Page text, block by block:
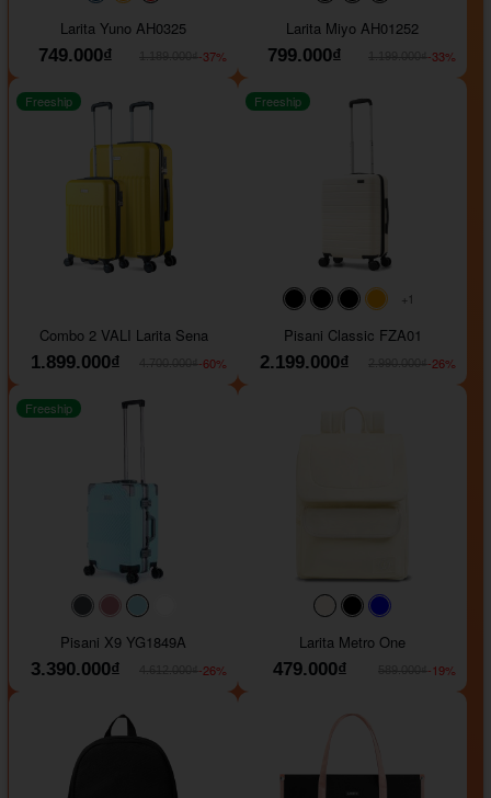
#093f69#ffa500
Larita Yuno AH0325
749.000₫
-37%
#000000#000000
Larita Miyo AH01252
799.000₫
-33%
Freeship
Combo 2 VALI Larita Sena
1.899.000₫
-60%
#000000#000000
#000000
#ffa500
+1
Freeship
Pisani Classic FZA01
2.199.000₫
-26%
#40454a#b76e79
#9ad8e7
Freeship
Pisani X9 YG1849A
3.390.000₫
-26%
#faf0e6#000000
Larita Metro One
479.000₫
-19%